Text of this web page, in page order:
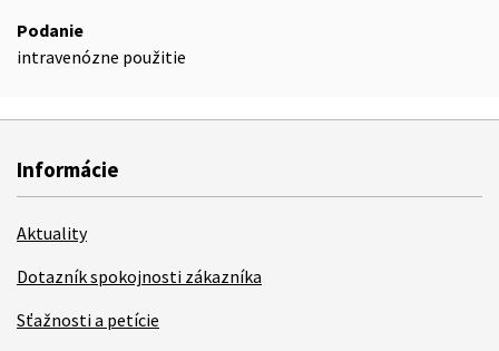
Podanie
intravenózne použitie
Informácie
Aktuality
Dotazník spokojnosti zákazníka
Sťažnosti a petície